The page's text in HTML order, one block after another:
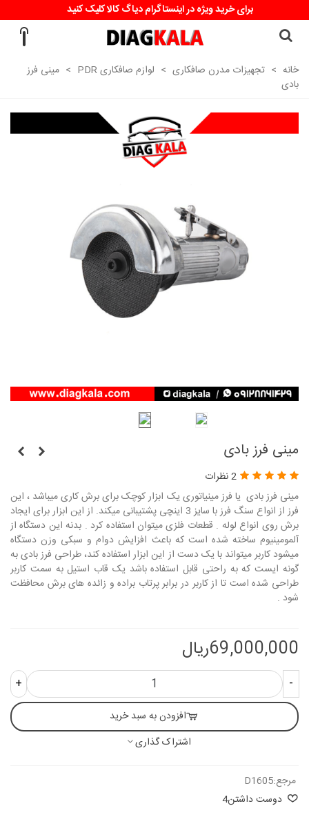
برای خرید ویژه در اینستاگرام دیاگ کالا کلیک کنید
خانه > تجهیزات مدرن صافکاری > لوازم صافکاری PDR > مینی فرز
بادی
مینی فرز بادی
2 نظرات
مینی فرز بادی یا فرز مینیاتوری یک ابزار کوچک برای برش کاری میباشد ، این
فرز از انواع سنگ فرز با سایز 3 اینچی پشتیبانی میکند. از این ابزار برای ایجاد
برش روی انواع لوله . قطعات فلزی میتوان استفاده کرد . بدنه این دستگاه از
آلمومینیوم ساخته شده است که باعث افزایش دوام و سبکی وزن دستگاه
میشود کاربر میتواند با یک دست از این ابزار استفاده کند، طراحی فرز بادی به
گونه ایست که به راحتی قابل استفاده باشد یک قاب استیل به سمت کاربر
طراحی شده است تا از کاربر در برابر پرتاب براده و زائده های برش محافظت
شود .
69,000,000ریال
-
+
افزودن به سبد خرید
اشتراک گذاری
مرجع:D1605
دوست داشتن4